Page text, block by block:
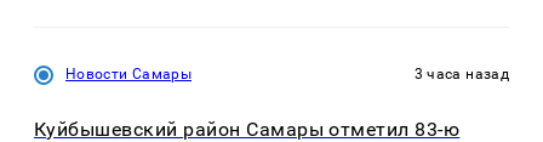
Новости Самары 3 часа назад
Куйбышевский район Самары отметил 83-ю